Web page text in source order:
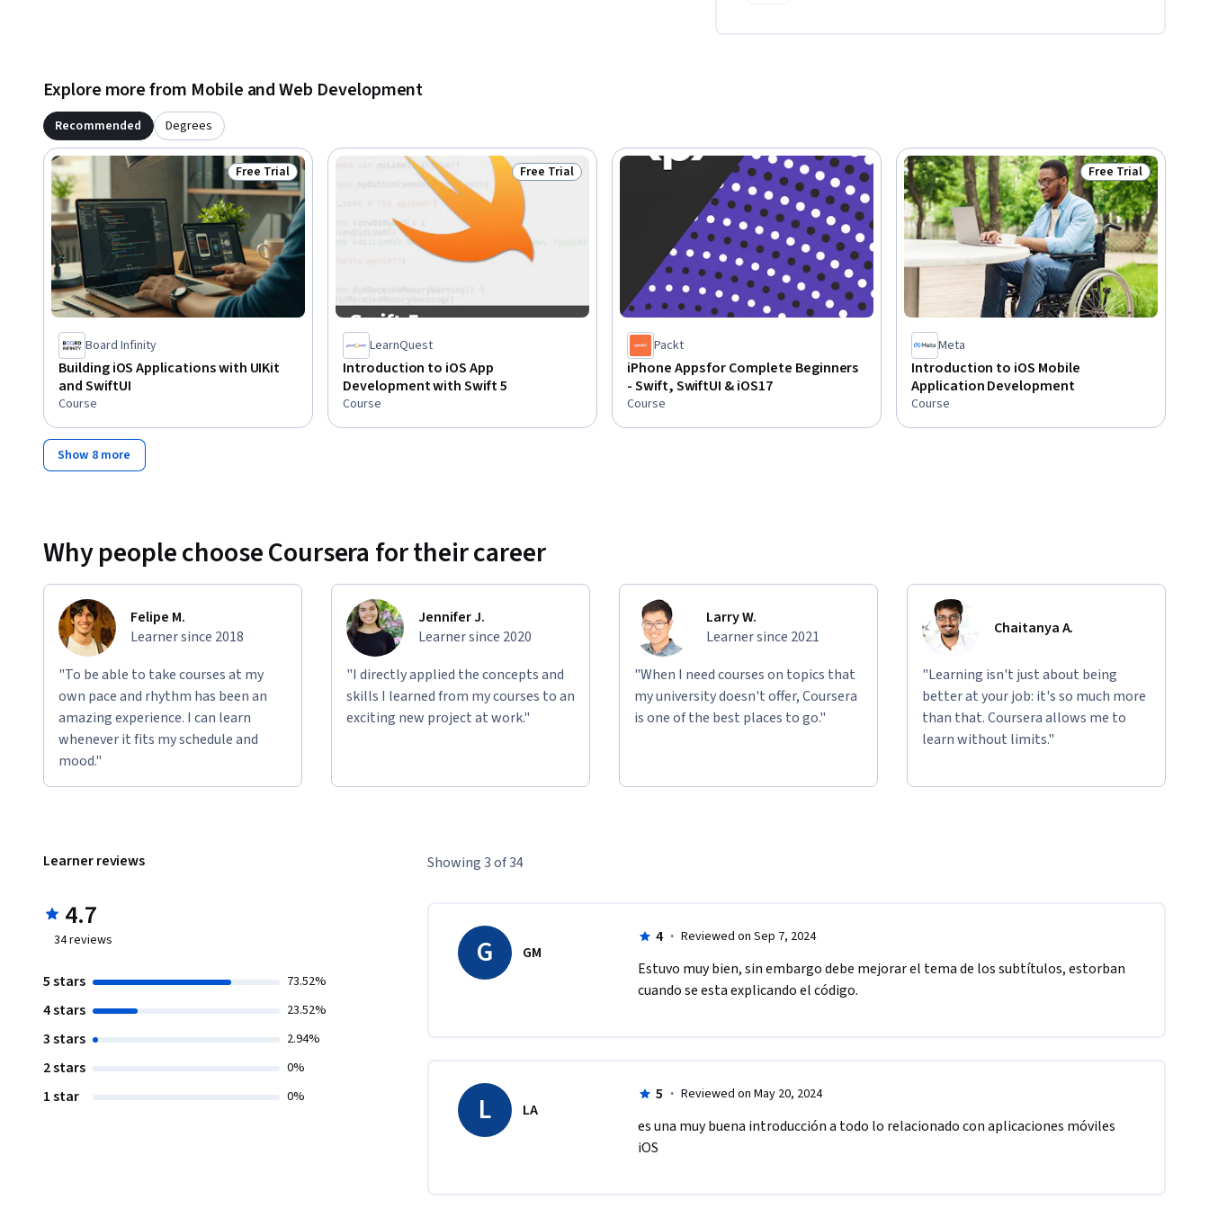
-MVC
-API
Explore more from Mobile and Web Development
Recommended Degrees
Status: Free Trial
Free Trial
Board Infinity
Building iOS Applications with UIKit
and SwiftUI
Course
Status: Free Trial
Free Trial
LearnQuest
Introduction to iOS App
Development with Swift 5
Course
Packt
iPhone Apps for Complete Beginners
- Swift, SwiftUI & iOS17
Course
Status: Free Trial
Free Trial
Meta
Introduction to iOS Mobile
Application Development
Course
Show 8 more
Why people choose Coursera for their career
Felipe M.
Learner since 2018
"To be able to take courses at my
own pace and rhythm has been an
amazing experience. I can learn
whenever it fits my schedule and
mood."
Jennifer J.
Learner since 2020
"I directly applied the concepts and
skills I learned from my courses to an
exciting new project at work."
Larry W.
Learner since 2021
"When I need courses on topics that
my university doesn't offer, Coursera
is one of the best places to go."
Chaitanya A.
"Learning isn't just about being
better at your job: it's so much more
than that. Coursera allows me to
learn without limits."
Learner reviews
4.7
34reviews
5 stars 73.52%
4 stars 23.52%
3 stars 2.94%
2 stars 0%
1 star 0%
Showing 3 of 34
G GM
4 · Reviewed on Sep 7, 2024
Estuvo muy bien, sin embargo debe mejorar el tema de los subtítulos, estorban
cuando se esta explicando el código.
L LA
5 · Reviewed on May 20, 2024
es una muy buena introducción a todo lo relacionado con aplicaciones móviles
iOS